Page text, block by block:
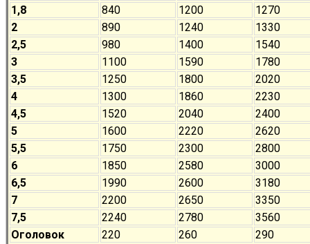
1,8
840 1200
1270
2
890 1240
1330
2,5
980 1400
1540
3
1100 1590
1780
3,5
1250 1800
2020
4
1300 1860
2230
4,5
1520 2040
2400
5
1600 2220
2620
5,5
1750 2300
2800
6
1850 2580
3000
6,5
1990 2600
3180
7
2200 2650
3350
7,5
2240 2780
3560
Оголовок
220 260 290